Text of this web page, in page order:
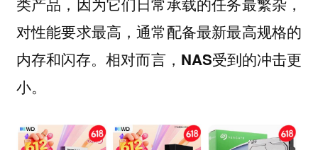
类产品，因为它们日常承载的任务最繁杂，
对性能要求最高，通常配备最新最高规格的
内存和闪存。相对而言，NAS受到的冲击更
小。